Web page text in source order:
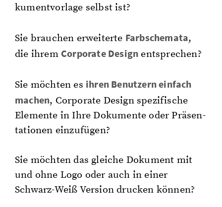
ku­ment­vor­la­ge selbst ist?
Sie brau­chen er­wei­ter­te Farb­sche­ma­ta,
die ihrem Cor­po­ra­te De­sign ent­spre­chen?
Sie möch­ten es ihren Be­nut­zern ein­fach
ma­chen, Cor­po­ra­te De­sign spe­zi­fi­sche
Ele­men­te in Ihre Do­ku­men­te oder Prä­sen­
ta­tio­nen ein­zu­fü­gen?
Sie möch­ten das glei­che Do­ku­ment mit
und ohne Logo oder auch in einer
Schwarz-Weiß Ver­si­on dru­cken kön­nen?